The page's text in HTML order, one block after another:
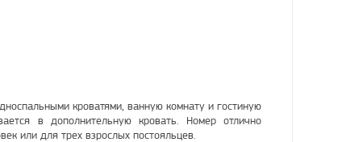
кроватями, ванную комнату и гостиную
в дополнительную кровать. Номер отлично
или для трех взрослых постояльцев.